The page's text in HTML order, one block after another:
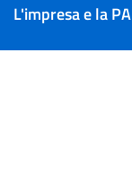
L'impresa e la PA